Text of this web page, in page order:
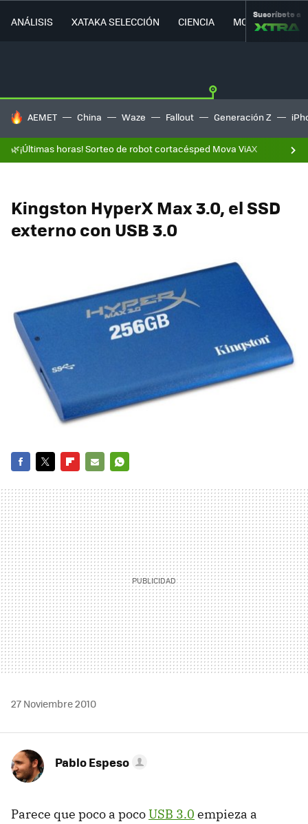
ANÁLISIS XATAKA SELECCIÓN CIENCIA MOVILIDAD
Suscríbete a
HOY SE HABLA DE
AEMET China Waze Fallout Generación Z
🌿¡Últimas horas! Sorteo de robot cortacésped Mova ViAX
Kingston HyperX Max 3.0, el SSD
externo con USB 3.0
MAIL
27 Noviembre 2010
Pablo Espeso
Parece que poco a pocoUSB 3.0 empieza a